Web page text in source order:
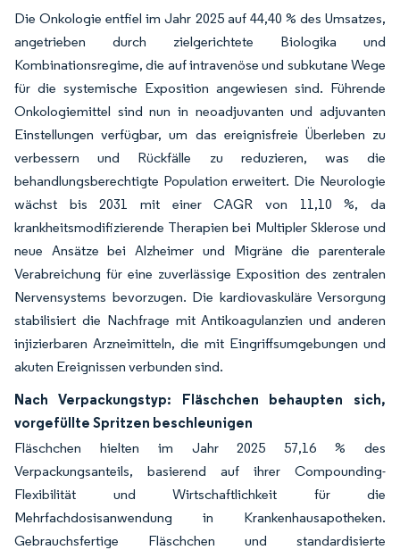
Die Onkologie entfiel im Jahr 2025 auf 44,40 % des Umsatzes,
angetrieben durch zielgerichtete Biologika und
Kombinationsregime, die auf intravenöse und subkutane Wege
für die systemische Exposition angewiesen sind. Führende
Onkologiemittel sind nun in neoadjuvanten und adjuvanten
Einstellungen verfügbar, um das ereignisfreie Überleben zu
verbessern und Rückfälle zu reduzieren, was die
behandlungsberechtigte Population erweitert. Die Neurologie
wächst bis 2031 mit einer CAGR von 11,10 %, da
krankheitsmodifizierende Therapien bei Multipler Sklerose und
neue Ansätze bei Alzheimer und Migräne die parenterale
Verabreichung für eine zuverlässige Exposition des zentralen
Nervensystems bevorzugen. Die kardiovaskuläre Versorgung
stabilisiert die Nachfrage mit Antikoagulanzien und anderen
injizierbaren Arzneimitteln, die mit Eingriffsumgebungen und
akuten Ereignissen verbunden sind.
Nach Verpackungstyp: Fläschchen behaupten sich,
vorgefüllte Spritzen beschleunigen
Fläschchen hielten im Jahr 2025 57,16 % des
Verpackungsanteils, basierend auf ihrer Compounding-
Flexibilität und Wirtschaftlichkeit für die
Mehrfachdosisanwendung in Krankenhausapotheken.
Gebrauchsfertige Fläschchen und standardisierte